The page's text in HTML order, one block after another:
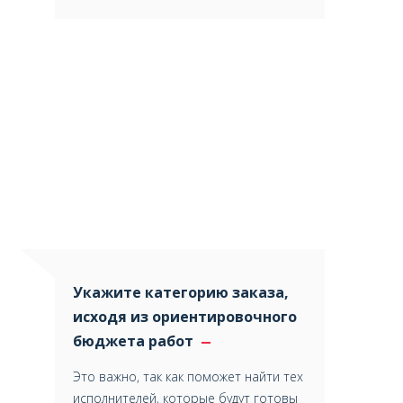
Укажите категорию заказа,
исходя из ориентировочного
бюджета работ
Это важно, так как поможет найти тех
исполнителей, которые будут готовы